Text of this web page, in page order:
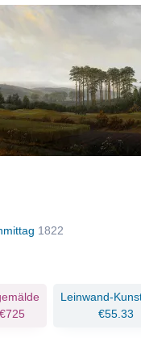
1822
€725
Leinwand-
€55.33